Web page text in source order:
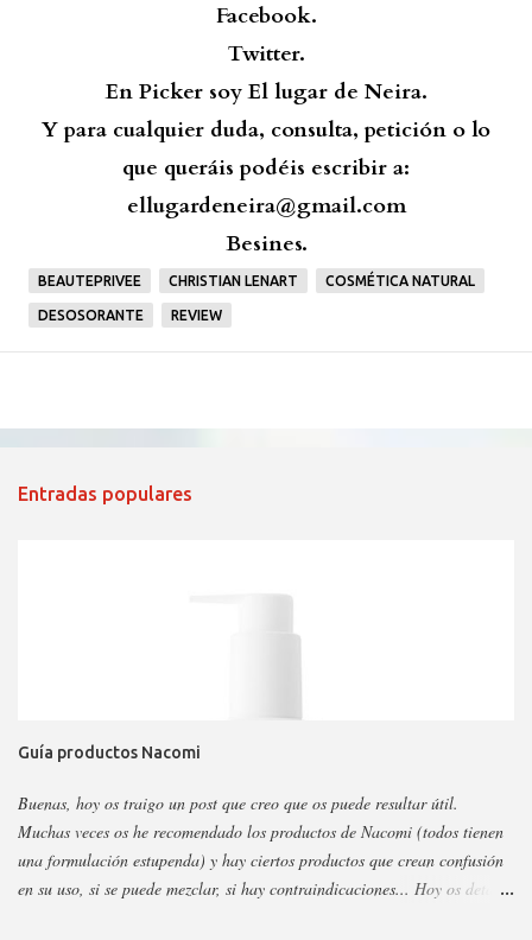
Facebook.
Twitter.
En Picker soy El lugar de Neira.
Y para cualquier duda, consulta, petición o lo
que queráis podéis escribir a:
ellugardeneira@gmail.com
Besines.
BEAUTEPRIVEE CHRISTIAN LENART COSMÉTICA NATURAL
DESOSORANTE REVIEW
Entradas populares
Guía productos Nacomi
Buenas, hoy os traigo un post que creo que os puede resultar útil.
Muchas veces os he recomendado los productos de Nacomi (todos tienen
una formulación estupenda) y hay ciertos productos que crean confusión
en su uso, si se puede mezclar, si hay contraindicaciones... Hoy os detallo